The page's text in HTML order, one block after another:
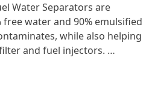
Water Separators are
water and 90% emulsified
while also helping
and fuel injectors.
for Cat® equipment, our